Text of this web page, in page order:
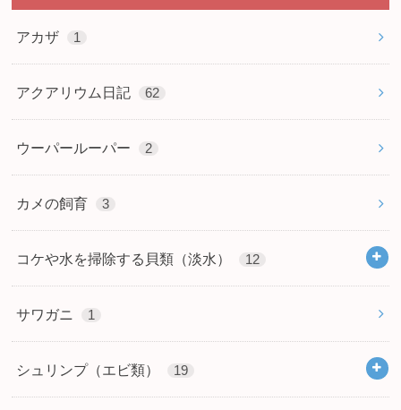
アカザ 1
アクアリウム日記 62
ウーパールーパー 2
カメの飼育 3
コケや水を掃除する貝類（淡水） 12
サワガニ 1
シュリンプ（エビ類） 19